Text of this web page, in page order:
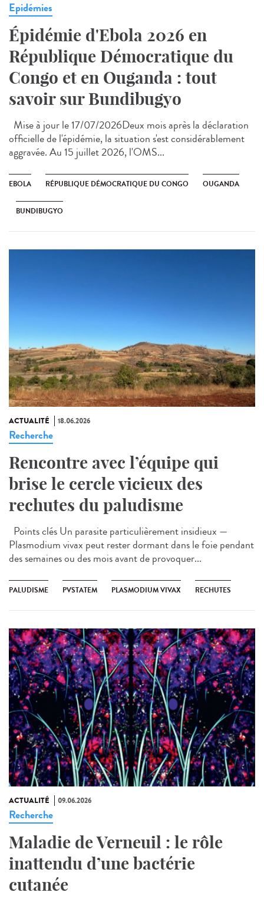
Epidémies
Épidémie d'Ebola 2026 en
République Démocratique du
Congo et en Ouganda : tout
savoir sur Bundibugyo
Mise à jour le 17/07/2026Deux mois après la déclaration
officielle de l'épidémie, la situation s'est considérablement
aggravée. Au 15 juillet 2026, l'OMS...
EBOLA RÉPUBLIQUE DÉMOCRATIQUE DU CONGO OUGANDA
BUNDIBUGYO
ACTUALITÉ 18.06.2026
Recherche
Rencontre avec l’équipe qui
brise le cercle vicieux des
rechutes du paludisme
Points clés Un parasite particulièrement insidieux —
Plasmodium vivax peut rester dormant dans le foie pendant
des semaines ou des mois avant de provoquer...
PALUDISME PVSTATEM PLASMODIUM VIVAX RECHUTES
ACTUALITÉ 09.06.2026
Recherche
Maladie de Verneuil : le rôle
inattendu d’une bactérie
cutanée